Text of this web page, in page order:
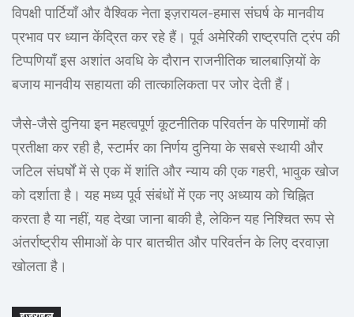
विपक्षी पार्टियाँ और वैश्विक नेता इज़रायल-हमास संघर्ष के मानवीय
प्रभाव पर ध्यान केंद्रित कर रहे हैं। पूर्व अमेरिकी राष्ट्रपति ट्रंप की
टिप्पणियाँ इस अशांत अवधि के दौरान राजनीतिक चालबाज़ियों के
बजाय मानवीय सहायता की तात्कालिकता पर जोर देती हैं।
जैसे-जैसे दुनिया इन महत्वपूर्ण कूटनीतिक परिवर्तन के परिणामों की
प्रतीक्षा कर रही है, स्टार्मर का निर्णय दुनिया के सबसे स्थायी और
जटिल संघर्षों में से एक में शांति और न्याय की एक गहरी, भावुक खोज
को दर्शाता है। यह मध्य पूर्व संबंधों में एक नए अध्याय को चिह्नित
करता है या नहीं, यह देखा जाना बाकी है, लेकिन यह निश्चित रूप से
अंतर्राष्ट्रीय सीमाओं के पार बातचीत और परिवर्तन के लिए दरवाज़ा
खोलता है।